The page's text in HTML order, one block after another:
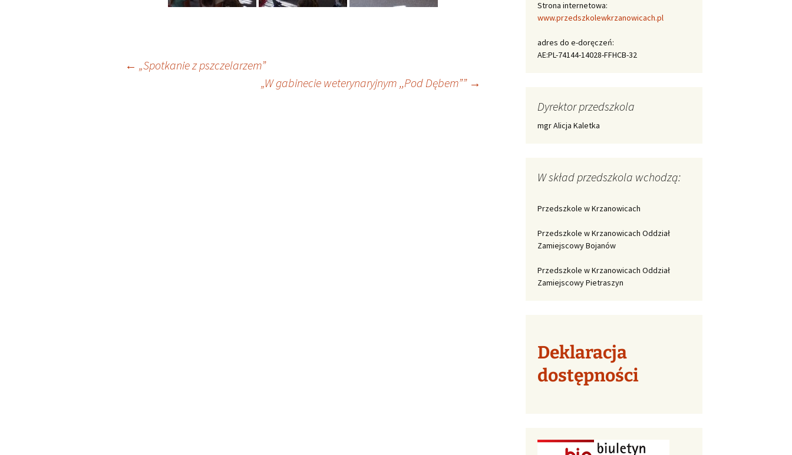
Nawigacja
← „Spotkanie z pszczelarzem”
„W gabinecie weterynaryjnym ,,Pod Dębem”” →
Strona internetowa:
www.przedszkolewkrzanowicach.pl
adres do e-doręczeń:
AE:PL-74144-14028-FFHCB-32
Dyrektor przedszkola
mgr Alicja Kaletka
W skład przedszkola wchodzą:
Przedszkole w Krzanowicach
Przedszkole w Krzanowicach Oddział
Zamiejscowy Bojanów
Przedszkole w Krzanowicach Oddział
Zamiejscowy Pietraszyn
Deklaracja
dostępności